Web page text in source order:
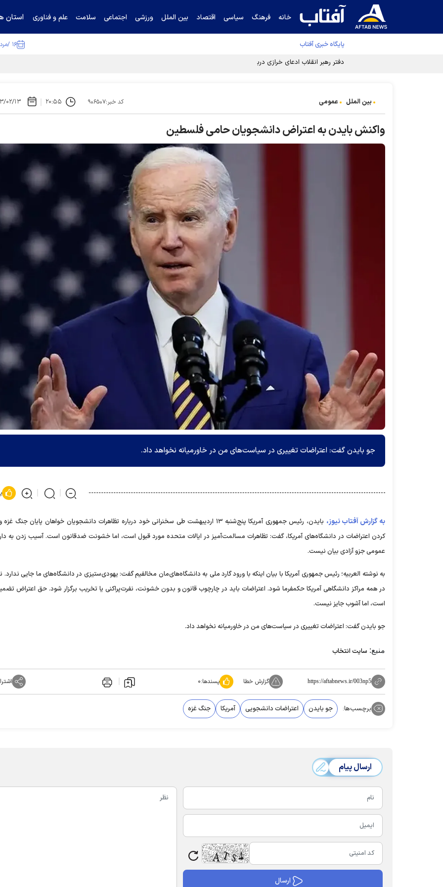
خانه فرهنگ سیاسی اقتصاد بین الملل ورزشی اجتماعی سلامت علم و فناوری استان
پایگاه خبری آفتاب ۱۶ /مرداد /۱۴۰۵
دفتر رهبر انقلاب ادعای خرازی درباره پزشکیان را تکذیب کرد
بین الملل عمومی کد خبر:۹۰۶۵۰۷ ۲۰:۵۵ ۱۴۰۳/
واکنش بایدن به اعتراض دانشجویان حامی فلسطین
جو بایدن گفت: اعتراضات تغییری در سیاست‌های من در خاورمیانه نخواهد داد.
به گزارش آفتاب نیوز،
بایدن، رئیس جمهوری آمریکا پنج‌شنبه ۱۳ اردیبهشت طی سخنرانی خود درباره تظاهرات دانشجویان خواهان پایان جنگ
کردن اعتراضات در دانشگاه‌های آمریکا، گفت: تظاهرات مسالمت‌آمیز در ایالات متحده مورد قبول است، اما خشونت ضدقانون است. آسیب زدن به
عمومی جزو آزادی بیان نیست.
به نوشته العربیه؛ رئیس جمهوری آمریکا با بیان اینکه با ورود گارد ملی به دانشگاه‌های‌مان مخالفیم گفت: یهودی‌ستیزی در دانشگاه‌های ما جایی ندارد.
در همه مراکز دانشگاهی آمریکا حکمفرما شود. اعتراضات باید در چارچوب قانون و بدون خشونت، نفرت‌پراکنی یا تخریب برگزار شود. حق اعتراض
است، اما آشوب جایز نیست.
جو بایدن گفت: اعتراضات تغییری در سیاست‌های من در خاورمیانه نخواهد داد.
منبع: سایت انتخاب
https://aftabnews.ir/003np5 گزارش خطا پسندها:۰
برچسب‌ها: جو بایدن اعتراضات دانشجویی آمریکا جنگ غزه
ارسال پیام